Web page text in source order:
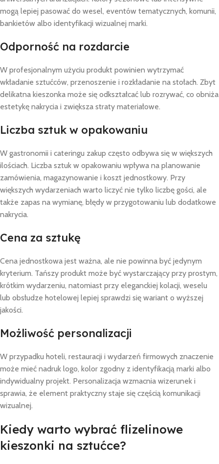
mogą lepiej pasować do wesel, eventów tematycznych, komunii,
bankietów albo identyfikacji wizualnej marki.
Odporność na rozdarcie
W profesjonalnym użyciu produkt powinien wytrzymać
wkładanie sztućców, przenoszenie i rozkładanie na stołach. Zbyt
delikatna kieszonka może się odkształcać lub rozrywać, co obniża
estetykę nakrycia i zwiększa straty materiałowe.
Liczba sztuk w opakowaniu
W gastronomii i cateringu zakup często odbywa się w większych
ilościach. Liczba sztuk w opakowaniu wpływa na planowanie
zamówienia, magazynowanie i koszt jednostkowy. Przy
większych wydarzeniach warto liczyć nie tylko liczbę gości, ale
także zapas na wymianę, błędy w przygotowaniu lub dodatkowe
nakrycia.
Cena za sztukę
Cena jednostkowa jest ważna, ale nie powinna być jedynym
kryterium. Tańszy produkt może być wystarczający przy prostym,
krótkim wydarzeniu, natomiast przy eleganckiej kolacji, weselu
lub obsłudze hotelowej lepiej sprawdzi się wariant o wyższej
jakości.
Możliwość personalizacji
W przypadku hoteli, restauracji i wydarzeń firmowych znaczenie
może mieć nadruk logo, kolor zgodny z identyfikacją marki albo
indywidualny projekt. Personalizacja wzmacnia wizerunek i
sprawia, że element praktyczny staje się częścią komunikacji
wizualnej.
Kiedy warto wybrać flizelinowe
kieszonki na sztućce?